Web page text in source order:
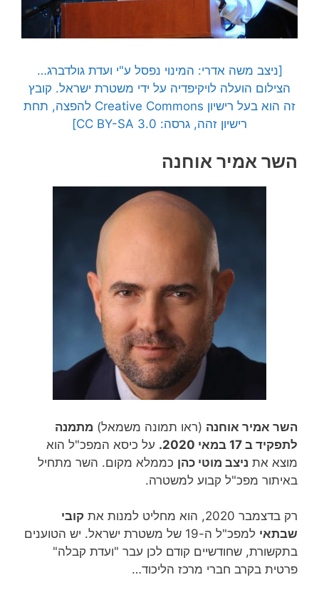
[ניצב משה אדרי: המינוי נפסל ע"י ועדת גולדברג…
הצילום הועלה לויקיפדיה על ידי משטרת ישראל. קובץ
זה הוא בעל רישיון Creative Commons להפצה, תחת
רישיון זהה, גרסה: CC BY-SA 3.0]
השר אמיר אוחנה
השר אמיר אוחנה (ראו תמונה משמאל) מתמנה
לתפקיד ב 17 במאי 2020.
על כיסא המפכ"ל הוא
מוצא את ניצב מוטי כהן כממלא מקום. השר מתחיל
באיתור מפכ"ל קבוע למשטרה.
רק בדצמבר 2020, הוא מחליט למנות את
קובי
שבתאי
למפכ"ל ה-19 של משטרת ישראל. יש הטוענים
בתקשורת, שחודשיים קודם לכן עבר "ועדת קבלה"
פרטית בקרב חברי מרכז הליכוד…